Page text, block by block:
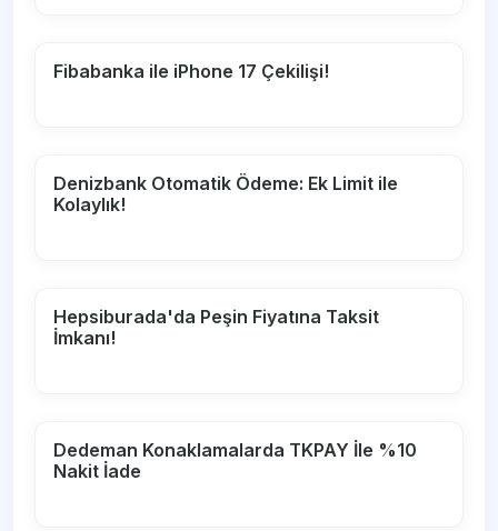
Fibabanka ile iPhone 17 Çekilişi!
Denizbank Otomatik Ödeme: Ek Limit ile
Kolaylık!
Hepsiburada'da Peşin Fiyatına Taksit
İmkanı!
Dedeman Konaklamalarda TKPAY İle %10
Nakit İade